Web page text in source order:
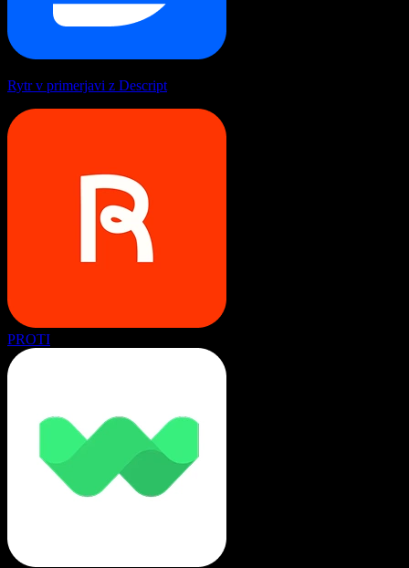
Rytr v primerjavi z Descript
PROTI